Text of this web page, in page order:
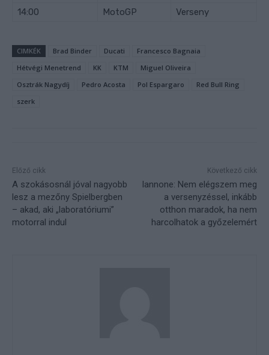
14:00
MotoGP Verseny
CIMKÉK Brad Binder Ducati
Francesco Bagnaia
Hétvégi Menetrend
KK KTM
Miguel Oliveira
Osztrák Nagydíj
Pedro Acosta Pol Espargaro
Red Bull Ring
szerk
Előző cikk
A szokásosnál jóval nagyobb
lesz a mezőny Spielbergben
– akad, aki „laboratóriumi”
motorral indul
Következő cikk
Iannone: Nem elégszem meg
a versenyzéssel, inkább
otthon maradok, ha nem
harcolhatok a győzelemért